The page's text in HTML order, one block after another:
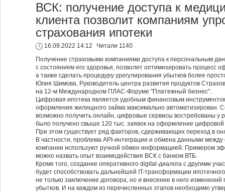
ВСК: получение доступа к
клиента позволит компаниям
страхования ипотеки
16.09.2022 14:12
Читали 1140
Получение страховыми компаниями доступа к персональным
с состоянием его здоровья, позволит оптимизировать процесс
а также сделать процедуру урегулирования убытков более
Юлия Шимова, Руководитель центра развития продуктов
на 12-м Международном ПЛАС-Форуме "Платежный бизнес".
Цифровая ипотека является удобным финансовым
оформления жилищного займа максимально автоматизирован.
возможно получить онлайн, цифровые сервисы востребованы у
было получено свыше 120 тыс. заявок на оформление цифровой
При этом существует ряд факторов, сдерживающих переход в
В частности, проблема API-интеграции и обмена данными
компании используют ручной обмен информацией. Примером
можно назвать опыт взаимодействия ВСК с банком ВТБ.
Кроме того, создание оперативного digital-диалога с другими
будет способствовать дальнейшей IT-трансформации
не только заключение договора, но и внесение в него
убытков. И на каждом из перечисленных этапов необходимо